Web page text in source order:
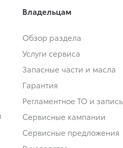
Владельцам
Обзор раздела
Услуги сервиса
Запасные части и масла
Гарантия
Регламентное ТО и запись
Сервисные кампании
Сервисные предложения